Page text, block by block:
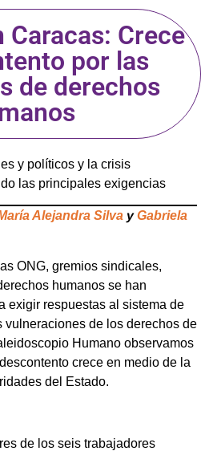
Crece
por las
de derechos
y políticos y la crisis
las principales exigencias
Alejandra Silva yGabriela
ONG, gremios sindicales,
humanos se han
exigir respuestas al sistema de
vulneraciones de los derechos de
Humano observamos
crece en medio de la
del Estado.
de los seis trabajadores